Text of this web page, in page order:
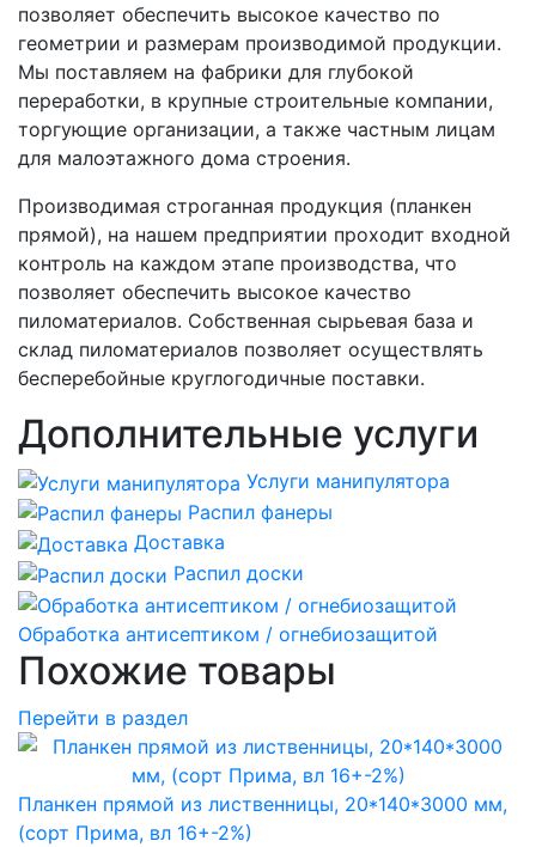
позволяет обеспечить высокое качество по
геометрии и размерам производимой продукции.
Мы поставляем на фабрики для глубокой
переработки, в крупные строительные компании,
торгующие организации, а также частным лицам
для малоэтажного дома строения.
Производимая строганная продукция (планкен
прямой), на нашем предприятии проходит входной
контроль на каждом этапе производства, что
позволяет обеспечить высокое качество
пиломатериалов. Собственная сырьевая база и
склад пиломатериалов позволяет осуществлять
бесперебойные круглогодичные поставки.
Дополнительные услуги
Услуги манипулятора
Распил фанеры
Доставка
Распил доски
Обработка антисептиком / огнебиозащитой
Похожие товары
Перейти в раздел
Планкен прямой из лиственницы, 20*140*3000 мм,
(сорт Прима, вл 16+-2%)